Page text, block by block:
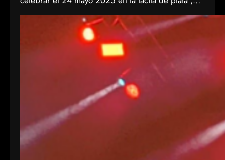
CSE de entrevias, en el Valle del KAS con 2
fantastikas bandas del punkrock , como son
agranel y anti-idols . Todo por la buena causa de
ondavallekana , no falteis a la cita